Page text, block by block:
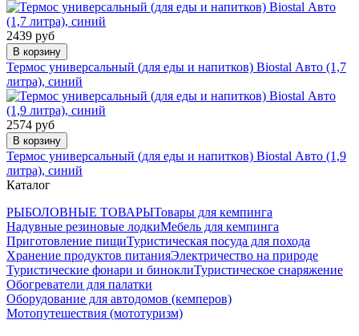
2439 руб
В корзину
Термос универсальный (для еды и напитков) Biostal Авто (1,7
литра), синий
2574 руб
В корзину
Термос универсальный (для еды и напитков) Biostal Авто (1,9
литра), синий
Каталог
РЫБОЛОВНЫЕ ТОВАРЫТовары для кемпинга
Надувные резиновые лодкиМебель для кемпинга
Приготовление пищиТуристическая посуда для похода
Хранение продуктов питанияЭлектричество на природе
Туристические фонари и биноклиТуристическое снаряжение
Обогреватели для палатки
Оборудование для автодомов (кемперов)
Мотопутешествия (мототуризм)